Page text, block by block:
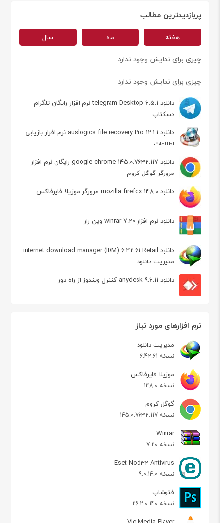
پربازدیدترین مطالب
هفته ماه سال
چیزی برای نمایش وجود ندارد
چیزی برای نمایش وجود ندارد
دانلود telegram Desktop 6.5.1 نرم افزار رایگان تلگرام
دسکتاپ
دانلود auslogics file recovery Pro 12.1.1 نرم افزار بازیابی
اطلاعات
دانلود google chrome 145.0.7632.117 رایگان نرم افزار
مرورگر گوگل کروم
دانلود mozilla firefox 148.0 مرورگر موزیلا فایرفاکس
دانلود نرم افزار winrar 7.20 وین رار
دانلود internet download manager (IDM) 6.42.61 Retail
مدیریت دانلود
دانلود anydesk 9.6.11 کنترل ویندوز از راه دور
نرم افزارهای مورد نیاز
مدیریت دانلود
نسخه 6.42.61
موزیلا فایرفاکس
نسخه 148.0
گوگل کروم
نسخه 145.0.7632.117
Winrar
نسخه 7.20
Eset Nod32 Antivirus
نسخه 19.0.14.0
فتوشاپ
نسخه 26.2.0.140